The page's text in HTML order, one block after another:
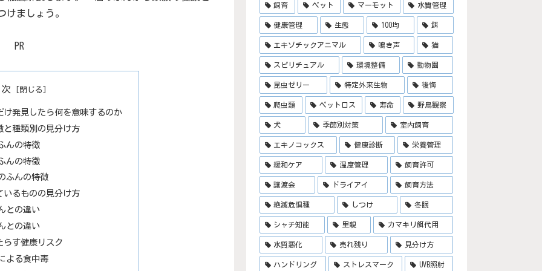
ましょう。
PR
け発見したら何を意味するのか
と種類別の見分け方
んの特徴
んの特徴
ふんの特徴
いるものの見分け方
との違い
との違い
らす健康リスク
よる食中毒
飼育 ペット マーモット 水質管理
健康管理 生態 100均 餌
エキゾチックアニマル 鳴き声 猫
スピリチュアル 環境整備 動物園
昆虫ゼリー 特定外来生物 後悔
爬虫類 ペットロス 寿命 野鳥観察
犬 季節別対策 室内飼育
エキノコックス 健康診断 栄養管理
緩和ケア 温度管理 飼育許可
譲渡会 ドライアイ 飼育方法
絶滅危惧種 しつけ 冬眠
シャチ知能 里親 カマキリ餌代用
水質悪化 売れ残り 見分け方
ハンドリング ストレスマーク UVB照射